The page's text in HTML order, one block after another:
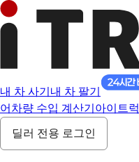
내 차 사기 내 차 팔기
어 차량 수입 계산기 아이트럭
딜러 전용 로그인